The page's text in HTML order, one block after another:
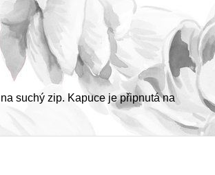
suchý zip. Kapuce je připnutá na